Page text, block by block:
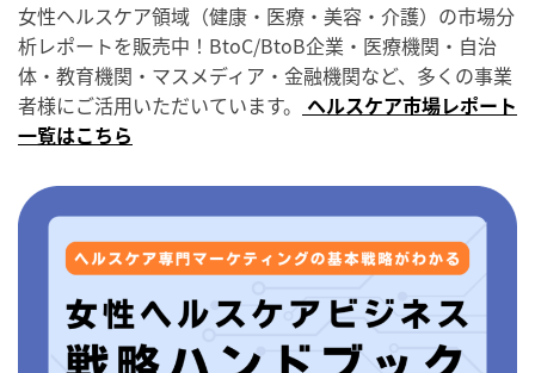
女性ヘルスケア領域（健康・医療・美容・介護）の市場分
析レポートを販売中！BtoC/BtoB企業・医療機関・自治
体・教育機関・マスメディア・金融機関など、多くの事業
者様にご活用いただいています。 ヘルスケア市場レポート
一覧はこちら